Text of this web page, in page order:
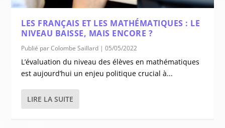
LES FRANÇAIS ET LES MATHÉMATIQUES : LE
NIVEAU BAISSE, MAIS ENCORE ?
Publié parColombe Saillard |05/05/2022
L’évaluation du niveau des élèves en mathématiques
est aujourd’hui un enjeu politique crucial à...
LIRE LA SUITE